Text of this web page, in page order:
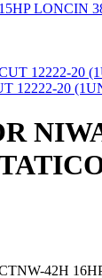
LONCIN
12222-20
42H